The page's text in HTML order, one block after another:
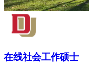
在线社会工作硕士